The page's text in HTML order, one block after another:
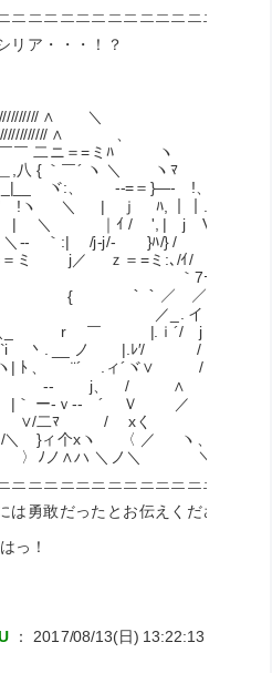
￣￣￣￣￣￣￣￣￣￣￣￣￣￣￣
リア・・・！？
∧ ＼
∧ 、
二ニ＝=ミﾊ ヽ
{ ｀￣´ ヽ ＼ ヽﾏ :.
:、 -‐=＝}―- !、 /
| ｊ ﾊ, ｜｜.ヽ/
| ＼ ｜ｲ / ', | j V
｀:| /j‐j/- }ﾊ/} /
j／ ｚ＝=ミ:､/ｲ/
〃 ｀7ｰ ／
､ { ｀｀／ ／ ∧
／_. イ
_ r ￣ |.ｉ´/ j /
. __ ノ |.ﾚ′/ /
¨´ .ィ´ヾ∨ /
j、 / ∧
-‐ ´ Ｖ ／ :、
二ﾏ / xく ヽ
个xヽ 〈 ／ ヽ、 ＼
ﾝ 〉ﾉノ∧ハ ＼ノ＼ ＼ー--
￣￣￣￣￣￣￣￣￣￣￣￣￣￣￣
は勇敢だったとお伝えくださいな。
！
：2017/08/13(日) 13:22:13